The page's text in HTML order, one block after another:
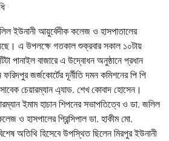
ইউনানী আয়ুর্বেদীক কলেজ ও হাসপাতালের
এ উপলক্ষে গতকাল শুক্রবার সকাল ১০টায়
পানাইল বাজারে এ উদ্বোধন অনুষ্ঠানে প্রধান
জর্জকোর্টের দূর্নীতি দমন কমিশনের পি পি
চেয়ারম্যান এ্যাড. শেখ কোবাদ হোসেন।
ইমাম হাচান শিপনের সভাপতিত্বে ও ডা. জলিল
ও হাসপালের প্রিন্সিপাল ডা. হাকীম মো.
অতিথি হিসেবে উপস্থিত ছিলেন মিরপুর ইউনানী